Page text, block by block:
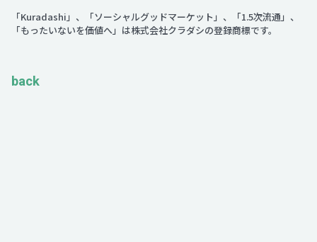
「Kuradashi」、「ソーシャルグッドマーケット」、「1.5次流通」、
「もったいないを価値へ」は株式会社クラダシの登録商標です。
back